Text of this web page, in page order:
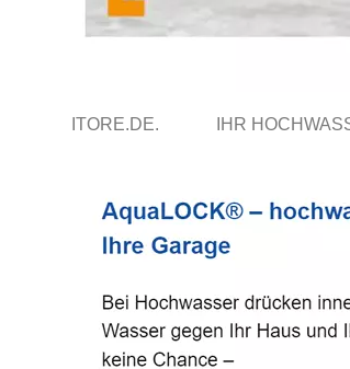
ITORE.DE. IHR